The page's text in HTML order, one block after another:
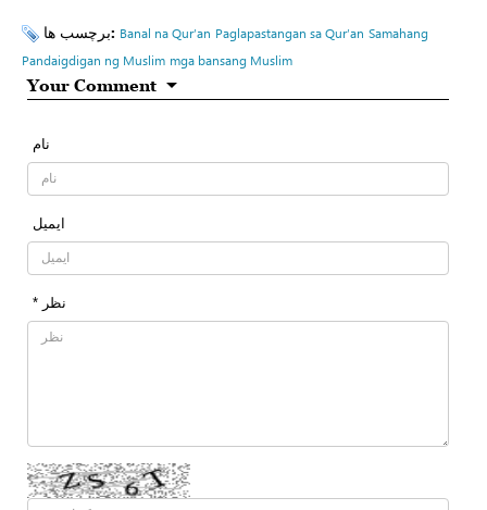
برچسب ها: Banal na Qur’an Paglapastangan sa Qur’an Samahang
Pandaigdigan ng Muslim mga bansang Muslim
Your Comment
نام
ایمیل
* نظر